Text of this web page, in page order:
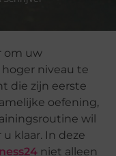
om uw
niveau te
die zijn eerste
oefening,
wil
klaar. In deze
niet alleen